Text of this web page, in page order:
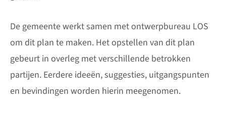
De gemeente werkt samen met ontwerpbureau LOS
om dit plan te maken. Het opstellen van dit plan
gebeurt in overleg met verschillende betrokken
partijen. Eerdere ideeën, suggesties, uitgangspunten
en bevindingen worden hierin meegenomen.